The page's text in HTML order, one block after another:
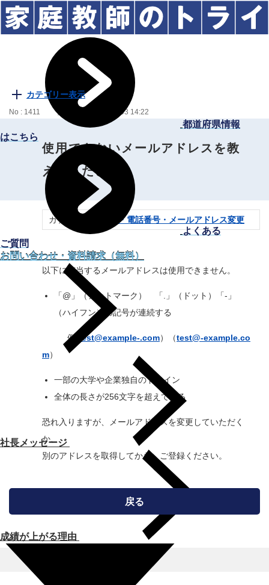
都道府県情報
はこちら
よくある
ご質問
お問い合わせ・資料請求（無料）
社長メッセージ
成績が上がる理由
カテゴリー表示
No : 1411 更新日時 : 2024/09/03 14:22
使用できないメールアドレスを教
えてください。
カテゴリー： 住所・電話番号・メールアドレス変更
以下に該当するメールアドレスは使用できません。
「@」（アットマーク） 「.」（ドット）「-」
（ハイフン）の記号が連続する
例( test@example-.com）（test@-example.co
m）
一部の大学や企業独自のドメイン
全体の長さが256文字を超えている
恐れ入りますが、メールアドレスを変更していただく
か、
別のアドレスを取得してから、ご登録ください。
戻る